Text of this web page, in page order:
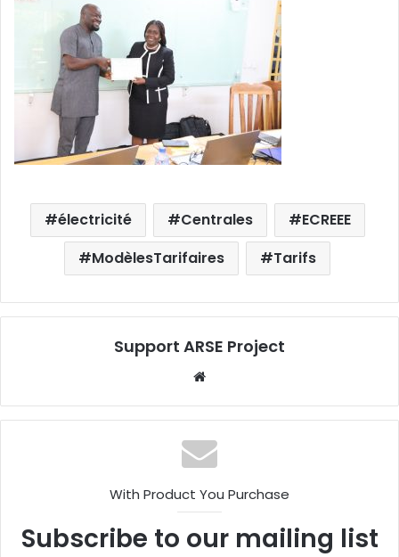
électricité Centrales
ECREEE
ModèlesTarifaires
Tarifs
Support ARSE Project
sit
e
With Product You Purchase
Subscribe to our mailing list